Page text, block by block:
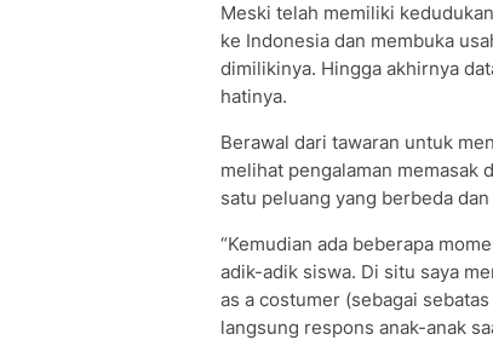
Meski telah memiliki
ke Indonesia dan membuka
dimilikinya. Hingga akhirnya
hatinya.
Berawal dari tawaran untuk
melihat pengalaman memasak
satu peluang yang berbeda
“Kemudian ada beberapa
adik-adik siswa. Di situ saya
as a costumer (sebagai
langsung respons anak-anak